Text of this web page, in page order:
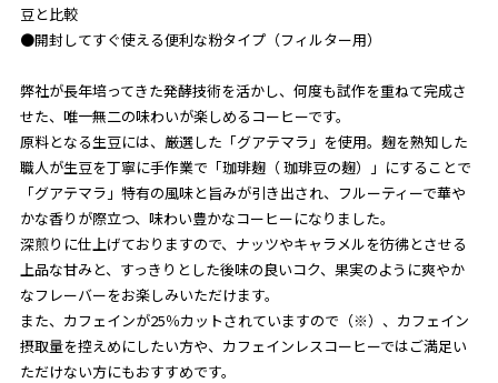
豆と比較
●開封してすぐ使える便利な粉タイプ（フィルター用）
弊社が長年培ってきた発酵技術を活かし、何度も試作を重ねて完成さ
せた、唯一無二の味わいが楽しめるコーヒーです。
原料となる生豆には、厳選した「グアテマラ」を使用。麹を熟知した
職人が生豆を丁寧に手作業で「珈琲麹（ 珈琲豆の麹）」にすることで
「グアテマラ」特有の風味と旨みが引き出され、フルーティーで華や
かな香りが際立つ、味わい豊かなコーヒーになりました。
深煎りに仕上げておりますので、ナッツやキャラメルを彷彿とさせる
上品な甘みと、すっきりとした後味の良いコク、果実のように爽やか
なフレーバーをお楽しみいただけます。
また、カフェインが25％カットされていますので（※）、カフェイン
摂取量を控えめにしたい方や、カフェインレスコーヒーではご満足い
ただけない方にもおすすめです。